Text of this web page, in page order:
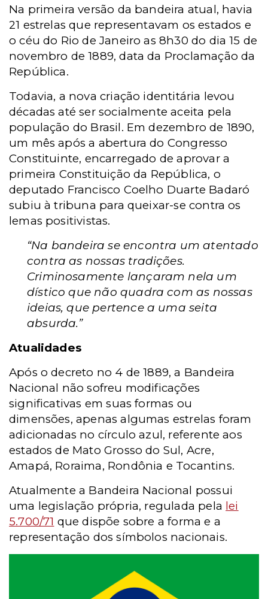
Na primeira versão da bandeira atual, havia
21 estrelas que representavam os estados e
o céu do Rio de Janeiro as 8h30 do dia 15 de
novembro de 1889, data da Proclamação da
República.
Todavia, a nova criação identitária levou
décadas até ser socialmente aceita pela
população do Brasil. Em dezembro de 1890,
um mês após a abertura do Congresso
Constituinte, encarregado de aprovar a
primeira Constituição da República, o
deputado Francisco Coelho Duarte Badaró
subiu à tribuna para queixar-se contra os
lemas positivistas.
“Na bandeira se encontra um atentado
contra as nossas tradições.
Criminosamente lançaram nela um
dístico que não quadra com as nossas
ideias, que pertence a uma seita
absurda.”
Atualidades
Após o decreto no 4 de 1889, a Bandeira
Nacional não sofreu modificações
significativas em suas formas ou
dimensões, apenas algumas estrelas foram
adicionadas no círculo azul, referente aos
estados de Mato Grosso do Sul, Acre,
Amapá, Roraima, Rondônia e Tocantins.
Atualmente a Bandeira Nacional possui
uma legislação própria, regulada pela lei
5.700/71 que dispõe sobre a forma e a
representação dos símbolos nacionais.